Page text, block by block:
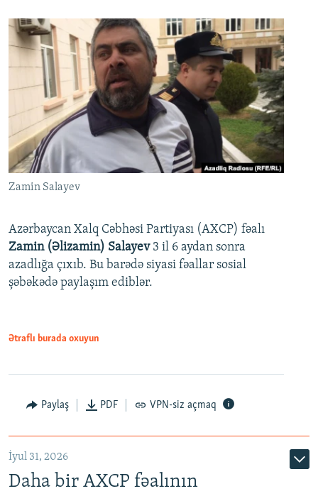
Zamin Salayev
Azərbaycan Xalq Cəbhəsi Partiyası (AXCP) fəalı
Zamin (Əlizamin) Salayev 3 il 6 aydan sonra
azadlığa çıxıb. Bu barədə siyasi fəallar sosial
şəbəkədə paylaşım ediblər.
Ətraflı burada oxuyun
Paylaş PDF VPN-siz açmaq
İyul 31, 2026
Daha bir AXCP fəalının